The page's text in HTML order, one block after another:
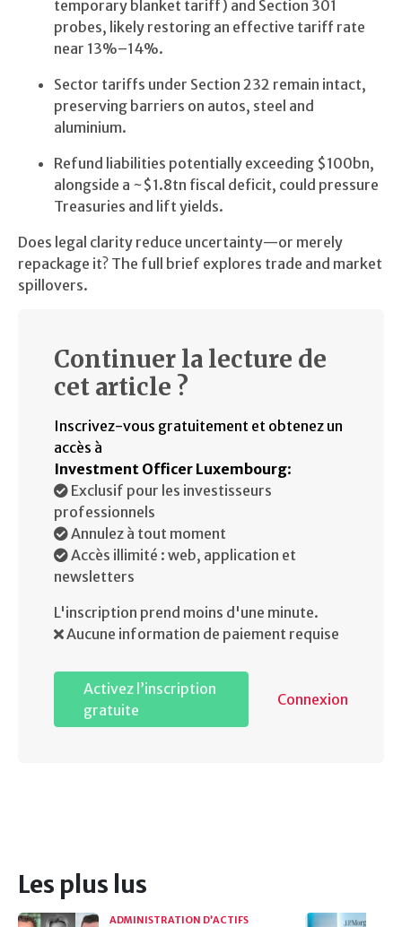
temporary blanket tariff) and Section 301
probes, likely restoring an effective tariff rate
near 13%–14%.
Sector tariffs under Section 232 remain intact,
preserving barriers on autos, steel and
aluminium.
Refund liabilities potentially exceeding $100bn,
alongside a ~$1.8tn fiscal deficit, could pressure
Treasuries and lift yields.
Does legal clarity reduce uncertainty—or merely
repackage it? The full brief explores trade and market
spillovers.
Continuer la lecture de
cet article ?
Inscrivez-vous gratuitement et obtenez un
accès à
Investment Officer Luxembourg:
Exclusif pour les investisseurs
professionnels
Annulez à tout moment
Accès illimité : web, application et
newsletters
L'inscription prend moins d'une minute.
Aucune information de paiement requise
Activez l’inscription
gratuite
Connexion
Les plus lus
ADMINISTRATION D’ACTIFS